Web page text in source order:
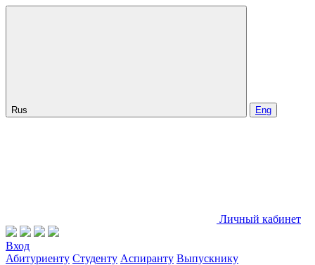
Rus Eng
Личный кабинет
Вход
Абитуриенту Студенту Аспиранту Выпускнику